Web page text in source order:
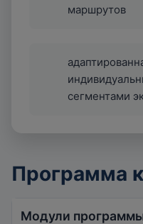
маршрутов
сегментами
Программа
Модули